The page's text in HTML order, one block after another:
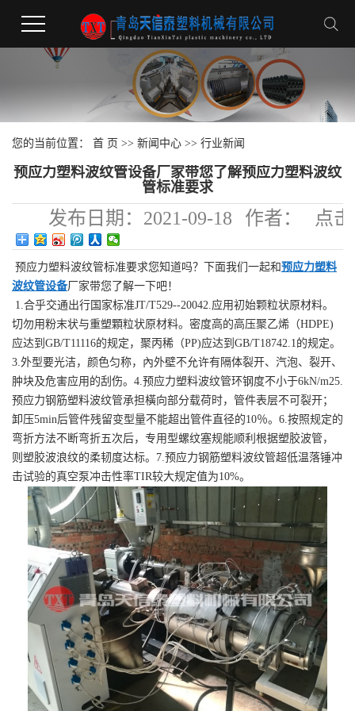
您的当前位置： 首 页 >> 新闻中心 >> 行业新闻
预应力塑料波纹管设备厂家带您了解预应力塑料波纹
管标准要求
发布日期： 2021-09-18 作者：
点
预应力塑料波纹管标准要求您知道吗？下面我们一起和预应力塑料
波纹管设备厂家带您了解一下吧！
1.合乎交通出行国家标准JT/T529--20042.应用初始颗粒状原材料。
切勿用粉末状与重塑顆粒状原材料。密度高的高压聚乙烯（HDPE)
应达到GB/T11116的规定，聚丙稀（PP)应达到GB/T18742.1的规定。
3.外型要光洁，颜色匀称，內外壁不允许有隔体裂开、汽泡、裂开、
肿块及危害应用的刮伤。4.预应力塑料波纹管环钢度不小于6kN/m25.
预应力钢筋塑料波纹管承担橫向部分载荷时，管件表层不可裂开；
卸压5min后管件残留变型量不能超出管件直径的10％。6.按照规定的
弯折方法不断弯折五次后，专用型螺纹塞规能顺利根据塑胶波管，
则塑胶波浪纹的柔韧度达标。7.预应力钢筋塑料波纹管超低温落锤冲
击试验的真空泵冲击性率TIR较大规定值为10%。